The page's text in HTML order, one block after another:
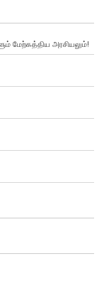
மேற்கத்திய அரசியலும்!